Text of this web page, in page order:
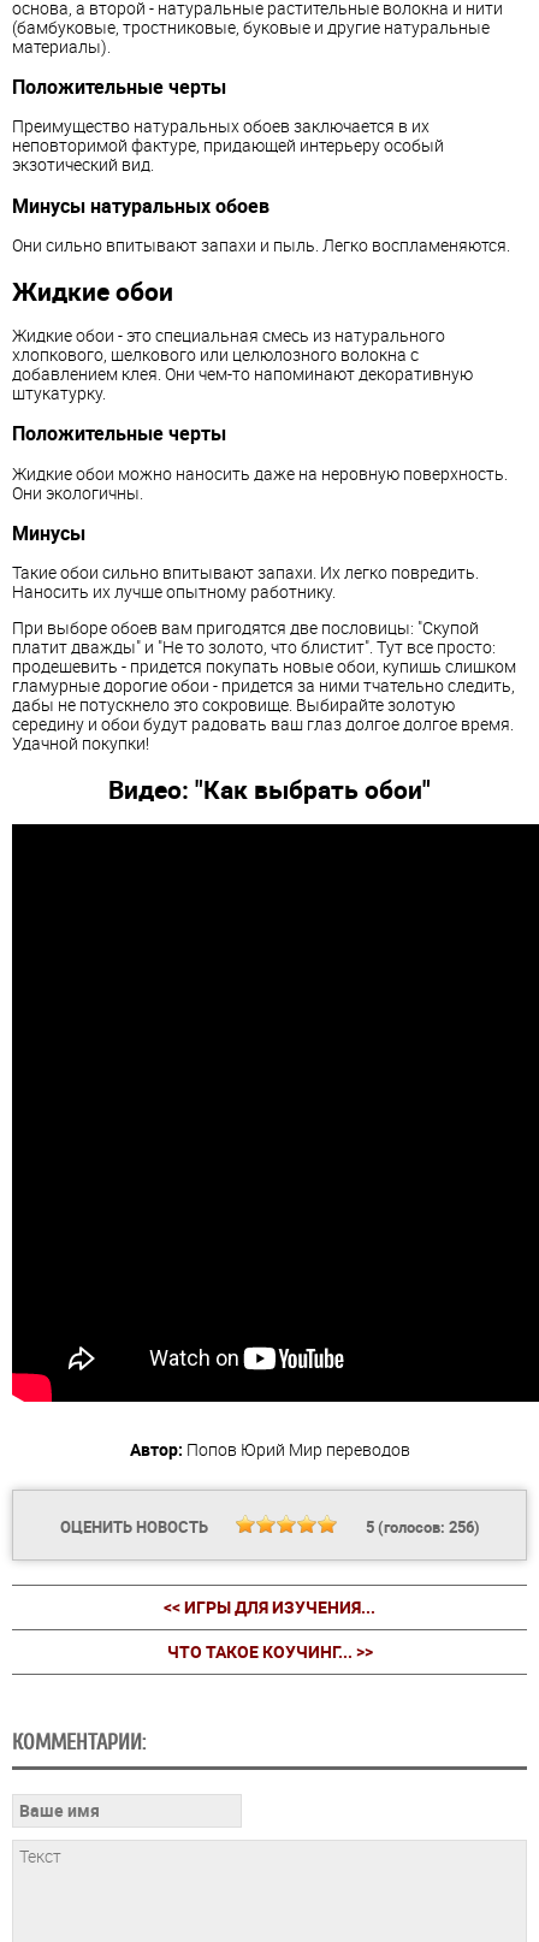
основа, а второй - натуральные растительные волокна и нити
(бамбуковые, тростниковые, буковые и другие натуральные
материалы).
Положительные черты
Преимущество натуральных обоев заключается в их
неповторимой фактуре, придающей интерьеру особый
экзотический вид.
Минусы натуральных обоев
Они сильно впитывают запахи и пыль. Легко воспламеняются.
Жидкие обои
Жидкие обои - это специальная смесь из натурального
хлопкового, шелкового или целюлозного волокна с
добавлением клея. Они чем-то напоминают декоративную
штукатурку.
Положительные черты
Жидкие обои можно наносить даже на неровную поверхность.
Они экологичны.
Минусы
Такие обои сильно впитывают запахи. Их легко повредить.
Наносить их лучше опытному работнику.
При выборе обоев вам пригодятся две пословицы: "Скупой
платит дважды" и "Не то золото, что блистит". Тут все просто:
продешевить - придется покупать новые обои, купишь слишком
гламурные дорогие обои - придется за ними тчательно следить,
дабы не потускнело это сокровище. Выбирайте золотую
середину и обои будут радовать ваш глаз долгое долгое время.
Удачной покупки!
Видео: "Как выбрать обои"
Автор: Попов Юрий Мир переводов
ОЦЕНИТЬ НОВОСТЬ 5(голосов: 256)
<< ИГРЫ ДЛЯ ИЗУЧЕНИЯ...
ЧТО ТАКОЕ КОУЧИНГ... >>
КОММЕНТАРИИ: